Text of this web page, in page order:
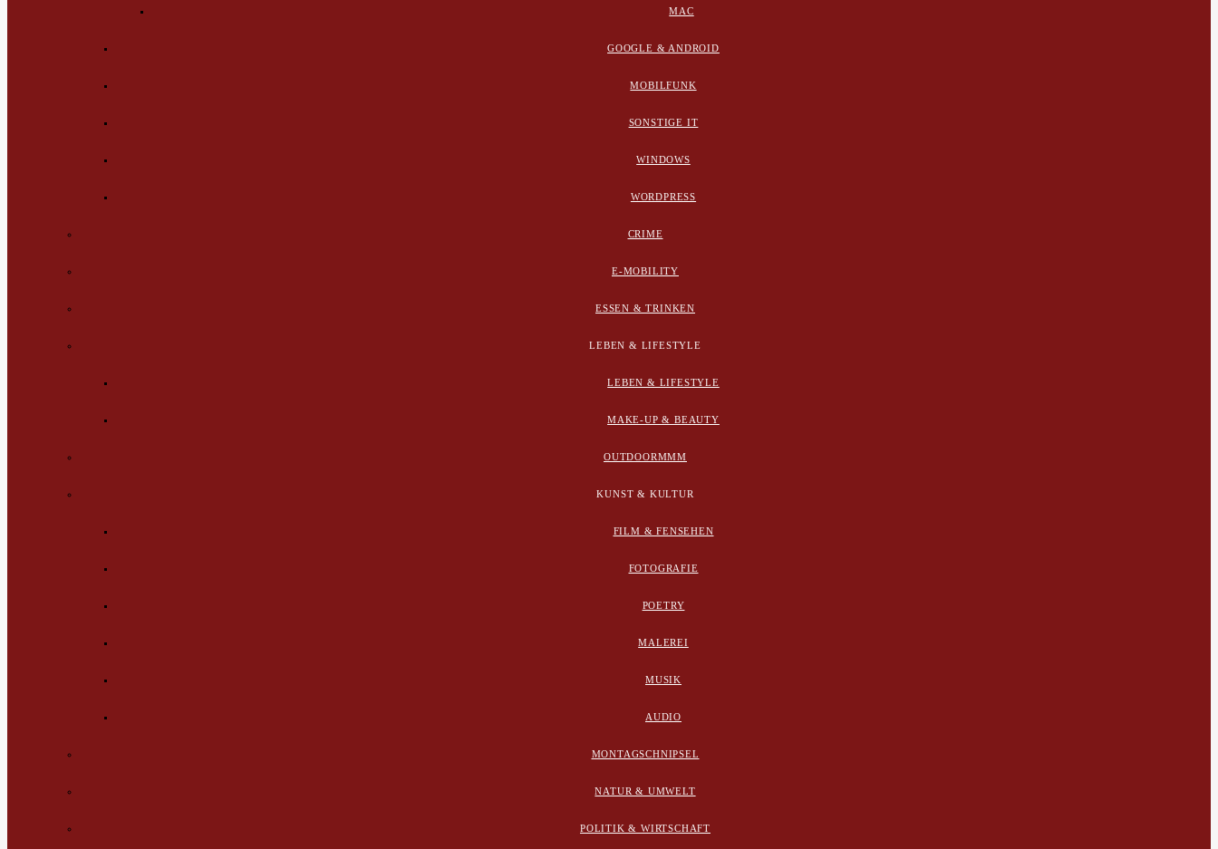
MAC
GOOGLE & ANDROID
MOBILFUNK
SONSTIGE IT
WINDOWS
WORDPRESS
CRIME
E-MOBILITY
ESSEN & TRINKEN
LEBEN & LIFESTYLE
LEBEN & LIFESTYLE
MAKE-UP & BEAUTY
OUTDOORMMM
KUNST & KULTUR
FILM & FENSEHEN
FOTOGRAFIE
POETRY
MALEREI
MUSIK
AUDIO
MONTAGSCHNIPSEL
NATUR & UMWELT
POLITIK & WIRTSCHAFT